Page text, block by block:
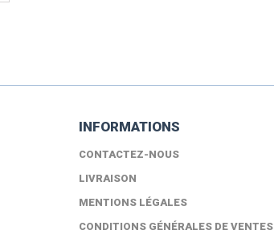
INFORMATIONS
CONTACTEZ-NOUS
LIVRAISON
MENTIONS LÉGALES
CONDITIONS GÉNÉRALES DE VENTES